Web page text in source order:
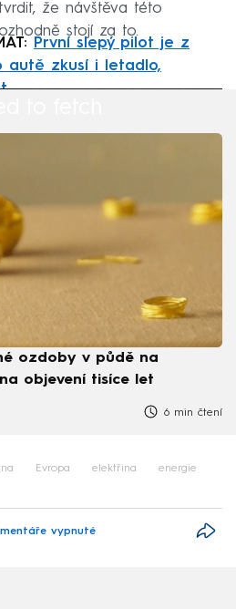
že návštěva této
stojí za to.
První slepý pilot je z
autě zkusí i letadlo,
ozdoby v půdě na
objevení tisíce let
6 min čtení
Evropa elektřina energie
vypnuté